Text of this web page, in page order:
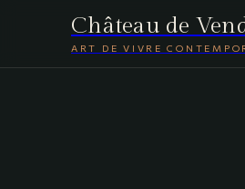
Château de
ART DE VIVRE